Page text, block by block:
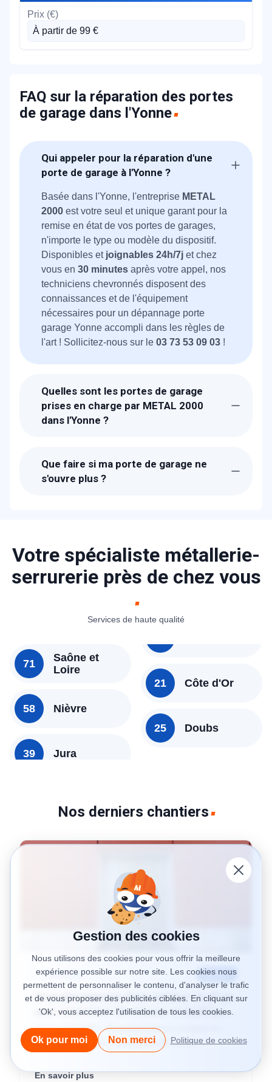
À partir de 99 €
FAQ sur la réparation des portes
de garage dans l'Yonne
Qui appeler pour la réparation d'une
porte de garage à l'Yonne ?
Basée dans l'Yonne, l'entreprise METAL
2000 est votre seul et unique garant pour la
remise en état de vos portes de garages,
n'importe le type ou modèle du dispositif.
Disponibles et joignables 24h/7j et chez
vous en 30 minutes après votre appel, nos
techniciens chevronnés disposent des
connaissances et de l'équipement
nécessaires pour un dépannage porte
garage Yonne accompli dans les règles de
l'art ! Sollicitez-nous sur le 03 73 53 09 03 !
Quelles sont les portes de garage
prises en charge par METAL 2000
dans l'Yonne ?
différentes marques et les différentes types
de dispositifs sur le bout des doigts : porte
09 03!
Que faire si ma porte de garage ne
s'ouvre plus ?
marche rapidement, en toute sécurité. Vous
n'avez qu'à nous contactez sur le
09 03 pour une réparation porte de garage
Votre spécialiste métallerie-
serrurerie près de chez vous
Services de haute qualité
71
Saône et
Loire
58 Nièvre
39 Jura
21 Côte d'Or
25 Doubs
Nos derniers chantiers
Réparation 31 Jul
Remplacement d'un tablier et d'un
axe motorisé de rideau métallique
pour M'CHADAL (Optical Center)
(95)
RÉALISATION : Remplacement complet du
tablier et de l'axe motorisé d'un rideau
Center) (95290).
En savoir plus
Gestion des cookies
Nous utilisons des cookies pour vous offrir la meilleure
expérience possible sur notre site. Les cookies nous
permettent de personnaliser le contenu, d'analyser le trafic
et de vous proposer des publicités ciblées. En cliquant sur
'Ok', vous acceptez l'utilisation de tous les cookies.
Ok pour moi Non merci Politique de cookies